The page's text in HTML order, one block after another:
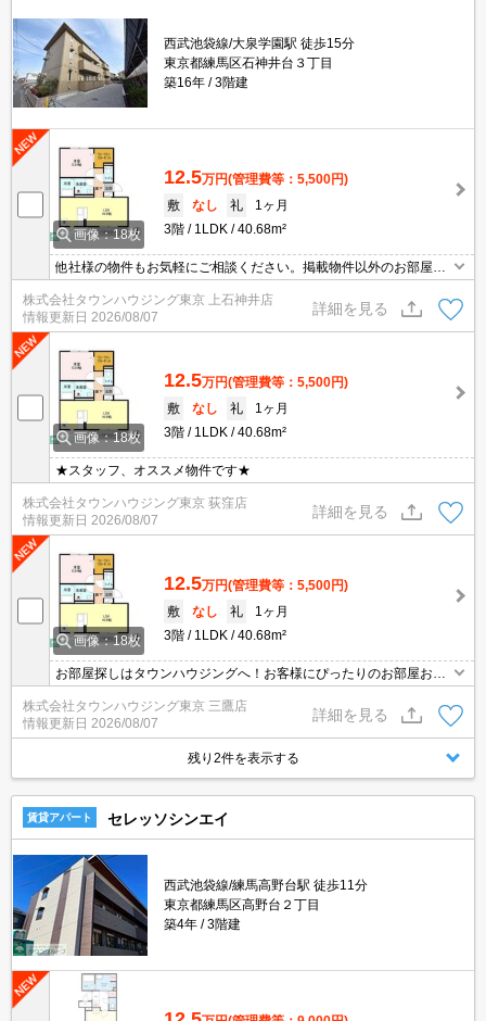
西武池袋線/大泉学園駅 徒歩15分
東京都練馬区石神井台３丁目
築16年
3階建
画像：18枚
12.5万円(管理費等：5,500円)
敷
なし 礼
1ヶ月
3階
1LDK 40.68m²
他社様の物件もお気軽にご相談ください。掲載物件以外のお部屋も
ご紹介出来ます。明るく元気なスタッフが丁寧にご対応させていた
だきます。当店ならオンラインで見学・接客可能です！お気軽にお
問い合わせ下さい☆★
株式会社タウンハウジング東京 上石神井店
情報更新日 2026/08/07
詳細を見る
画像：18枚
12.5万円(管理費等：5,500円)
敷
なし 礼
1ヶ月
3階
1LDK 40.68m²
★スタッフ、オススメ物件です★
株式会社タウンハウジング東京 荻窪店
情報更新日 2026/08/07
詳細を見る
画像：18枚
12.5万円(管理費等：5,500円)
敷
なし 礼
1ヶ月
3階
1LDK 40.68m²
お部屋探しはタウンハウジングへ！お客様にぴったりのお部屋お探
し致します
株式会社タウンハウジング東京 三鷹店
情報更新日 2026/08/07
詳細を見る
残り2件を表示する
賃貸アパート セレッソシンエイ
西武池袋線/練馬高野台駅 徒歩11分
東京都練馬区高野台２丁目
築4年
3階建